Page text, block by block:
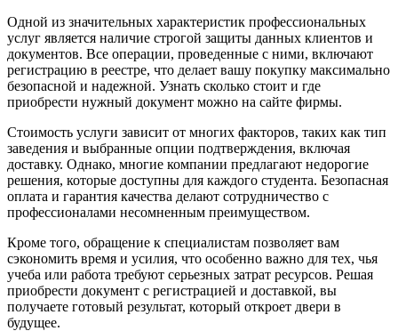
Одной из значительных характеристик профессиональных
услуг является наличие строгой защиты данных клиентов и
документов. Все операции, проведенные с ними, включают
регистрацию в реестре, что делает вашу покупку максимально
безопасной и надежной. Узнать сколько стоит и где
приобрести нужный документ можно на сайте фирмы.
Стоимость услуги зависит от многих факторов, таких как тип
заведения и выбранные опции подтверждения, включая
доставку. Однако, многие компании предлагают недорогие
решения, которые доступны для каждого студента. Безопасная
оплата и гарантия качества делают сотрудничество с
профессионалами несомненным преимуществом.
Кроме того, обращение к специалистам позволяет вам
сэкономить время и усилия, что особенно важно для тех, чья
учеба или работа требуют серьезных затрат ресурсов. Решая
приобрести документ с регистрацией и доставкой, вы
получаете готовый результат, который откроет двери в
будущее.